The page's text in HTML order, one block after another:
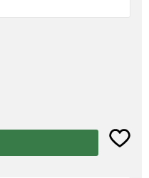
Lägg